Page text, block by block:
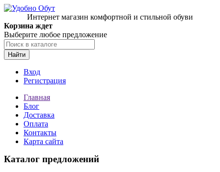
Интернет магазин комфортной и стильной обуви
Корзина ждет
Выберите любое предложение
Найти
Вход
Регистрация
Главная
Блог
Доставка
Оплата
Контакты
Карта сайта
Каталог предложений